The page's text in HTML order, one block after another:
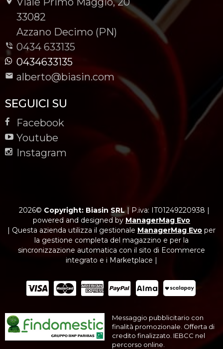
-
33082
-
Azzano Decimo (PN)
0434 633135
0434633135
alberto@biasin.com
SEGUICI SU
Facebook
Youtube
Instagram
2026© Copyright: Biasin SRL| P.iva: IT01249220938 |
powered and designed by ManagerMag Evo
| Questa azienda utilizza il gestionale ManagerMag Evo per
la gestione completa del magazzino e per la
sincronizzazione automatica con il sito di Ecommerce
integrato e i Marketplace |
Messaggio pubblicitario con
finalità promozionale. Offerta di
credito finalizzato. IEBCC nel
percorso online.